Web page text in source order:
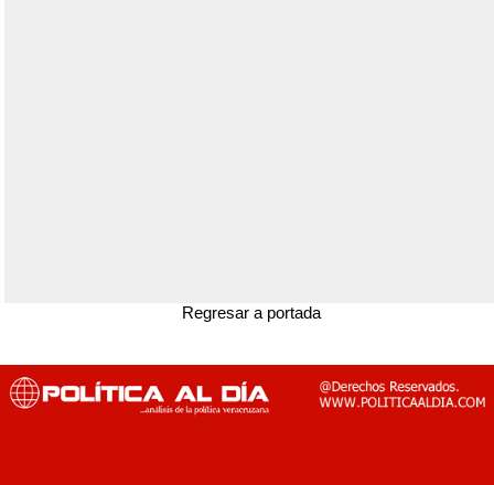
Regresar a portada